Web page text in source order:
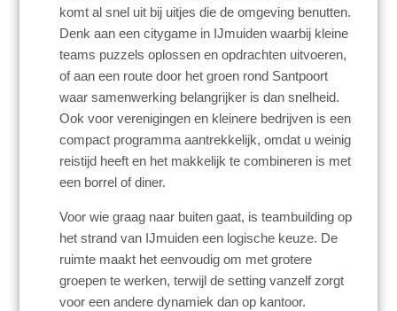
komt al snel uit bij uitjes die de omgeving benutten.
Denk aan een citygame in IJmuiden waarbij kleine
teams puzzels oplossen en opdrachten uitvoeren,
of aan een route door het groen rond Santpoort
waar samenwerking belangrijker is dan snelheid.
Ook voor verenigingen en kleinere bedrijven is een
compact programma aantrekkelijk, omdat u weinig
reistijd heeft en het makkelijk te combineren is met
een borrel of diner.
Voor wie graag naar buiten gaat, is teambuilding op
het strand van IJmuiden een logische keuze. De
ruimte maakt het eenvoudig om met grotere
groepen te werken, terwijl de setting vanzelf zorgt
voor een andere dynamiek dan op kantoor.